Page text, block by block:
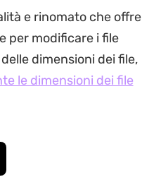
e rinomato che offre
per modificare i file
dimensioni dei file,
le dimensioni dei file